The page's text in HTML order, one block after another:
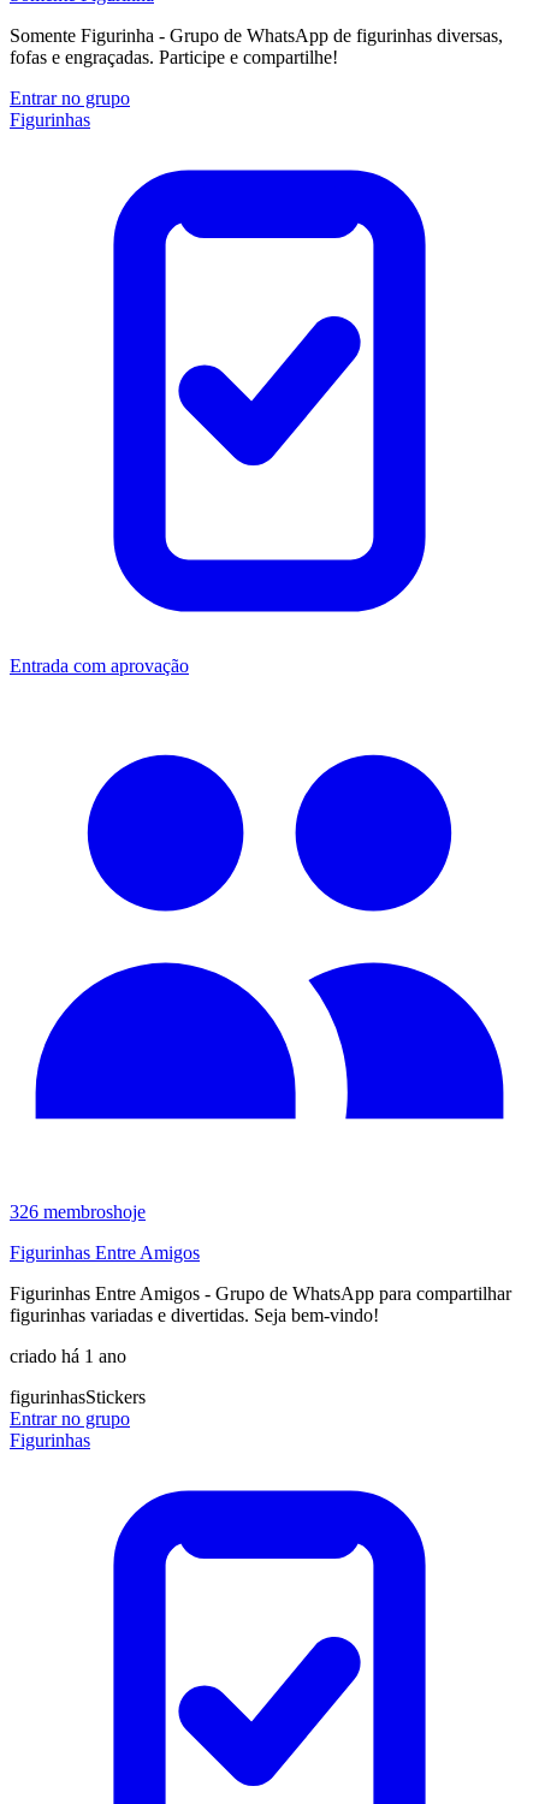
Somente Figurinha - Grupo de WhatsApp de figurinhas diversas,
fofas e engraçadas. Participe e compartilhe!
Entrar no grupo
Figurinhas
Entrada com aprovação
326 membroshoje
Figurinhas Entre Amigos
Figurinhas Entre Amigos - Grupo de WhatsApp para compartilhar
figurinhas variadas e divertidas. Seja bem-vindo!
criado há 1 ano
figurinhasStickers
Entrar no grupo
Figurinhas